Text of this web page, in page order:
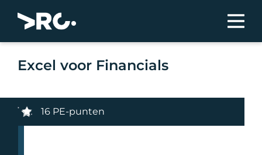
Excel voor Financials
16 PE-punten